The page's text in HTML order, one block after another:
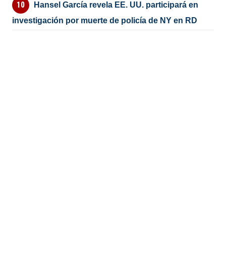
Hansel García revela EE. UU. participará en
investigación por muerte de policía de NY en RD